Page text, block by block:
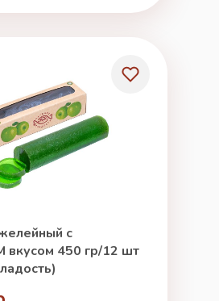
с
450 гр/12 шт